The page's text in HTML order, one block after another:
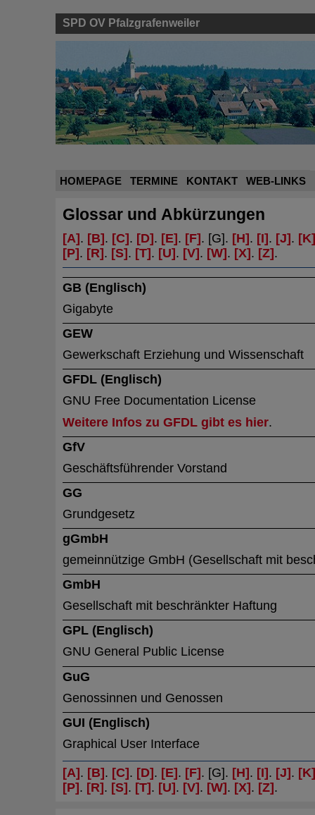
SPD OV Pfalzgrafenweiler
HOMEPAGE TERMINE KONTAKT WEB-LINKS
Glossar und Abkürzungen
[A]. [B]. [C]. [D]. [E]. [F]. [G]. [H]. [I]. [J]. [K]
[P]. [R]. [S]. [T]. [U]. [V]. [W]. [X]. [Z].
GB (Englisch)
Gigabyte
GEW
Gewerkschaft Erziehung und Wissenschaft
GFDL (Englisch)
GNU Free Documentation License
Weitere Infos zu GFDL gibt es hier.
GfV
Geschäftsführender Vorstand
GG
Grundgesetz
gGmbH
gemeinnützige GmbH (Gesellschaft mit
GmbH
Gesellschaft mit beschränkter Haftung
GPL (Englisch)
GNU General Public License
GuG
Genossinnen und Genossen
GUI (Englisch)
Graphical User Interface
[A] . [B] . [C] . [D] . [E] . [F] . [G]. [H] . [I] . [J] . [K]
[P] . [R] . [S] . [T] . [U] . [V] . [W] . [X] . [Z] .